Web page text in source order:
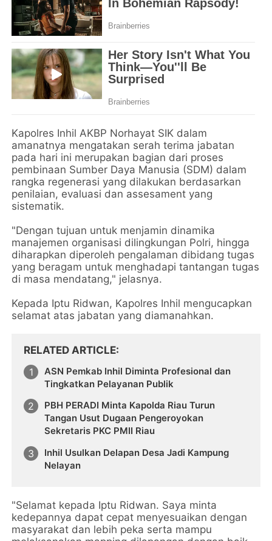
Kapolres Inhil AKBP Norhayat SIK dalam
amanatnya mengatakan serah terima jabatan
pada hari ini merupakan bagian dari proses
pembinaan Sumber Daya Manusia (SDM) dalam
rangka regenerasi yang dilakukan berdasarkan
penilaian, evaluasi dan assesament yang
sistematik.
"Dengan tujuan untuk menjamin dinamika
manajemen organisasi dilingkungan Polri, hingga
diharapkan diperoleh pengalaman dibidang tugas
yang beragam untuk menghadapi tantangan tugas
di masa mendatang," jelasnya.
Kepada Iptu Ridwan, Kapolres Inhil mengucapkan
selamat atas jabatan yang diamanahkan.
RELATED ARTICLE
ASN Pemkab Inhil Diminta Profesional dan
Tingkatkan Pelayanan Publik
PBH PERADI Minta Kapolda Riau Turun
Tangan Usut Dugaan Pengeroyokan
Sekretaris PKC PMII Riau
Inhil Usulkan Delapan Desa Jadi Kampung
Nelayan
"Selamat kepada Iptu Ridwan. Saya minta
kedepannya dapat cepat menyesuaikan dengan
masyarakat dan lebih peka serta mampu